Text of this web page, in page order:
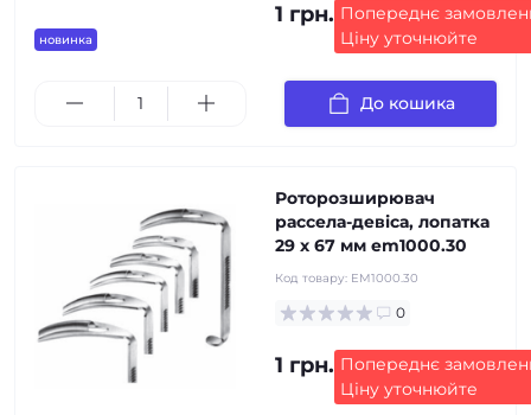
новинка
1 грн. Попереднє
Ціну уточнюйте
До кошика
Роторозширювач
рассела-девіса, лопатка
29 х 67 мм em1000.30
Код товару: EM1000.30
0
1 грн. Попереднє
Ціну уточнюйте